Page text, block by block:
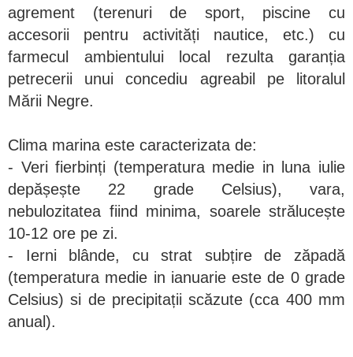
agrement (terenuri de sport, piscine cu
accesorii pentru activități nautice, etc.) cu
farmecul ambientului local rezulta garanția
petrecerii unui concediu agreabil pe litoralul
Mării Negre.
Clima marina este caracterizata de:
- Veri fierbinți (temperatura medie in luna iulie
depășește 22 grade Celsius), vara,
nebulozitatea fiind minima, soarele strălucește
10-12 ore pe zi.
- Ierni blânde, cu strat subțire de zăpadă
(temperatura medie in ianuarie este de 0 grade
Celsius) si de precipitații scăzute (cca 400 mm
anual).